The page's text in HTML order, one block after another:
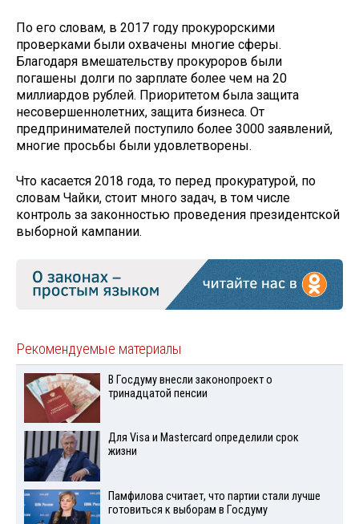
По его словам, в 2017 году прокурорскими
проверками были охвачены многие сферы.
Благодаря вмешательству прокуроров были
погашены долги по зарплате более чем на 20
миллиардов рублей. Приоритетом была защита
несовершеннолетних, защита бизнеса. От
предпринимателей поступило более 3000 заявлений,
многие просьбы были удовлетворены.
Что касается 2018 года, то перед прокуратурой, по
словам Чайки, стоит много задач, в том числе
контроль за законностью проведения президентской
выборной кампании.
Рекомендуемые материалы
В Госдуму внесли законопроект о
тринадцатой пенсии
Для Visа и Mastercard определили срок
жизни
Памфилова считает, что партии стали лучше
готовиться к выборам в Госдуму